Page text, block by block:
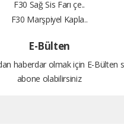
F30 Sağ Sis Farı çe..
F30 Marşpiyel Kapla..
E-Bülten
haberdar olmak için E-Bülten
abone olabilirsiniz